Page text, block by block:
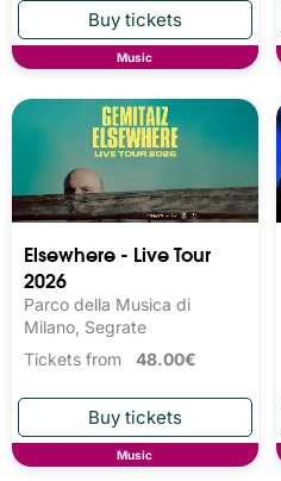
Music
Elsewhere - Live Tour
2026
Parco della Musica di
Milano, Segrate
Tickets from 48.00€
Music